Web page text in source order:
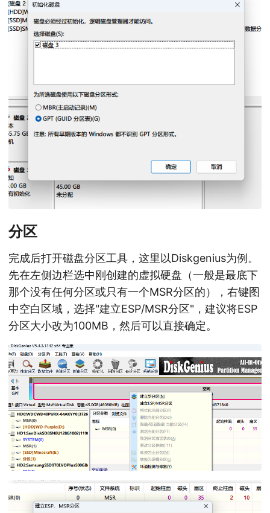
分区
完成后打开磁盘分区工具，这里以Diskgenius为例。
先在左侧边栏选中刚创建的虚拟硬盘（一般是最底下
那个没有任何分区或只有一个MSR分区的），右键图
中空白区域，选择"建立ESP/MSR分区"，建议将ESP
分区大小改为100MB，然后可以直接确定。